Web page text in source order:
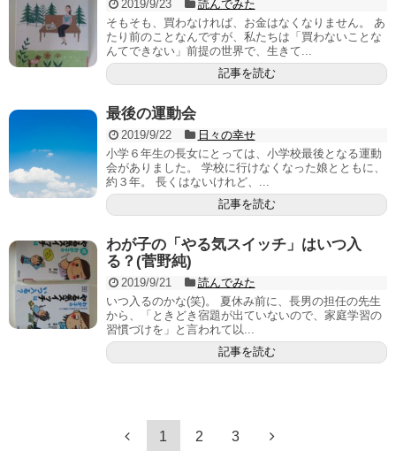
2019/9/23
読んでみた
そもそも、買わなければ、お金はなくなりません。 あ
たり前のことなんですが、私たちは「買わないことな
んてできない」前提の世界で、生きて...
記事を読む
最後の運動会
2019/9/22
日々の幸せ
小学６年生の長女にとっては、小学校最後となる運動
会がありました。 学校に行けなくなった娘とともに、
約３年。 長くはないけれど、...
記事を読む
わが子の「やる気スイッチ」はいつ入
る？(菅野純)
2019/9/21
読んでみた
いつ入るのかな(笑)。 夏休み前に、長男の担任の先生
から、「ときどき宿題が出ていないので、家庭学習の
習慣づけを」と言われて以...
記事を読む
1 2 3